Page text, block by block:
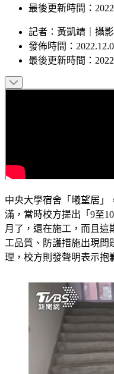
發佈時間：
記者：黃凱靖｜攝影
發佈時間：
中央大學宿舍「曦望居」
滿，當時校方提出「9至
月了，還在施工，而且這
工品質、防護措施出現問